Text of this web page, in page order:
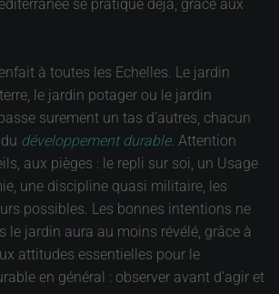
se pratique déjà, grâce aux
à toutes les Echelles. Le jardin
le jardin potager ou le jardin
surement un tas d’autres, chacun
développement durable. Attention
aux pièges : le repli sur soi, un Usage
une discipline quasi militaire, les
possibles. Les bonnes intentions ne
le jardin aura au moins révélé, grâce à
attitudes essentielles pour le
en général : observer avant d’agir et